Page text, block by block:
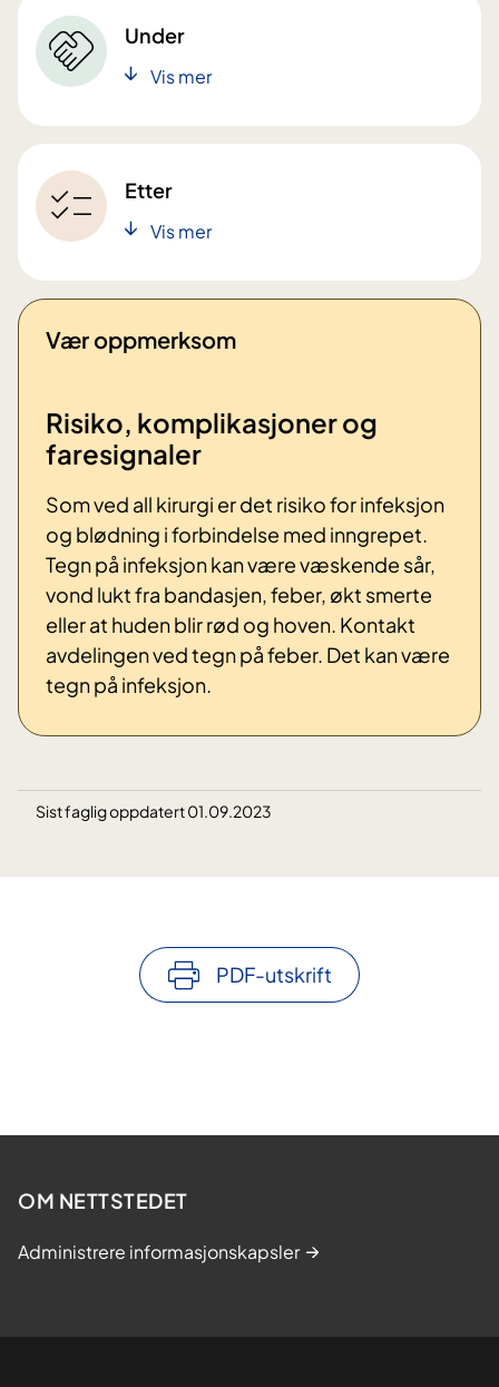
Under
Vis mer
Etter
Vis mer
Vær oppmerksom
Risiko, komplikasjoner og
faresignaler
Som ved all kirurgi er det risiko for infeksjon
og blødning i forbindelse med inngrepet.
Tegn på infeksjon kan være væskende sår,
vond lukt fra bandasjen, feber, økt smerte
eller at huden blir rød og hoven. Kontakt
avdelingen ved tegn på feber. Det kan være
tegn på infeksjon.
Sist faglig oppdatert 01.09.2023
PDF-utskrift
OM NETTSTEDET
Administrere informasjonskapsler